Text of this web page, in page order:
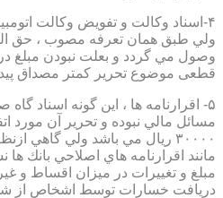
۴-اسناد وكالت و تفويض وكالت
ولي طبق همان تعرفه مصوب ، حق
وصول مي گردد و بعلت نبودن مبلغ
قطعی موضوع تحریر کمتر مصداق
۵- اقرارنامه ها ، اين گونه اسناد
مسائل مالي نبوده و تحرير آن مورد
۳۰۰۰۰ ريال مي باشد ولي
مانند اقرارنامه هاي اصلاحي بانك
مبلغ و تغييرات در ميزان اقساط و
دريافت خسارات توسط اشخاص از